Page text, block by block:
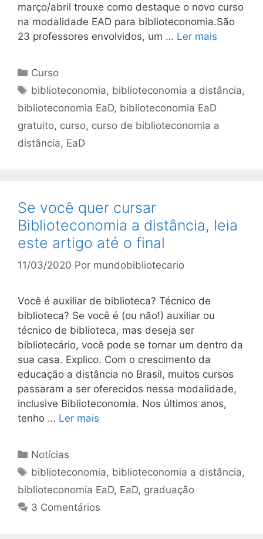
março/abril trouxe como destaque o novo curso
na modalidade EAD para biblioteconomia.São
23 professores envolvidos, um … Ler mais
Categorias
Curso
Tags
biblioteconomia, biblioteconomia a distância,
biblioteconomia EaD, biblioteconomia EaD
gratuito, curso, curso de biblioteconomia a
distância, EaD
Se você quer cursar
Biblioteconomia a distância, leia
este artigo até o final
11/03/2020 Por mundobibliotecario
Você é auxiliar de biblioteca? Técnico de
biblioteca? Se você é (ou não!) auxiliar ou
técnico de biblioteca, mas deseja ser
bibliotecário, você pode se tornar um dentro da
sua casa. Explico. Com o crescimento da
educação a distância no Brasil, muitos cursos
passaram a ser oferecidos nessa modalidade,
inclusive Biblioteconomia. Nos últimos anos,
tenho … Ler mais
Categorias
Notícias
Tags
biblioteconomia, biblioteconomia a distância,
biblioteconomia EaD, EaD, graduação
3 Comentários